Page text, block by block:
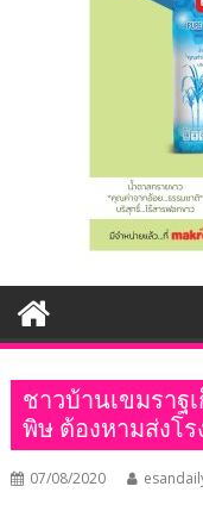
ชาวบ้านเขมราฐ
พิษ ต้องหามส่งโ
07/08/2020